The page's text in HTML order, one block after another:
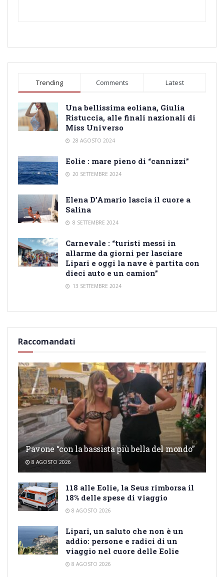
Trending Comments Latest
Una bellissima eoliana, Giulia
Ristuccia, alle finali nazionali di
Miss Universo
28 AGOSTO 2024
Eolie : mare pieno di “cannizzi”
20 SETTEMBRE 2024
Elena D’Amario lascia il cuore a
Salina
8 SETTEMBRE 2024
Carnevale : “turisti messi in
allarme da giorni per lasciare
Lipari e oggi la nave è partita con
dieci auto e un camion”
13 SETTEMBRE 2024
Raccomandati
Pavone “con la bassista più bella del mondo”
8 AGOSTO 2026
118 alle Eolie, la Seus rimborsa il
18% delle spese di viaggio
8 AGOSTO 2026
Lipari, un saluto che non è un
addio: persone e radici di un
viaggio nel cuore delle Eolie
8 AGOSTO 2026